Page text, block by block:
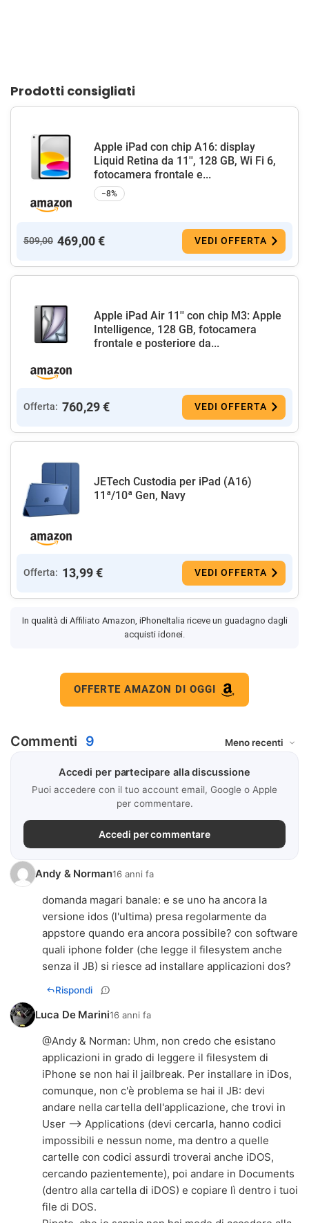
Prodotti consigliati
Apple iPad con chip A16: display
Liquid Retina da 11'', 128 GB, Wi Fi 6,
fotocamera frontale e...
−8%
509,00 469,00 € VEDI OFFERTA
Apple iPad Air 11'' con chip M3: Apple
Intelligence, 128 GB, fotocamera
frontale e posteriore da...
Offerta: 760,29 € VEDI OFFERTA
JETech Custodia per iPad (A16)
11ª/10ª Gen, Navy
Offerta: 13,99 € VEDI OFFERTA
In qualità di Affiliato Amazon, iPhoneItalia riceve un guadagno dagli
acquisti idonei.
OFFERTE AMAZON DI OGGI
Commenti 9
Accedi per partecipare alla discussione
Puoi accedere con il tuo account email, Google o Apple
per commentare.
Accedi per commentare
Andy & Norman16 anni fa
domanda magari banale: e se uno ha ancora la
versione idos (l'ultima) presa regolarmente da
appstore quando era ancora possibile? con software
quali iphone folder (che legge il filesystem anche
senza il JB) si riesce ad installare applicazioni dos?
Rispondi
Luca De Marini16 anni fa
@Andy & Norman: Uhm, non credo che esistano
applicazioni in grado di leggere il filesystem di
iPhone se non hai il jailbreak. Per installare in iDos,
comunque, non c'è problema se hai il JB: devi
andare nella cartella dell'applicazione, che trovi in
User --> Applications (devi cercarla, hanno codici
impossibili e nessun nome, ma dentro a quelle
cartelle con codici assurdi troverai anche iDOS,
cercando pazientemente), poi andare in Documents
(dentro alla cartella di iDOS) e copiare lì dentro i tuoi
file di DOS.